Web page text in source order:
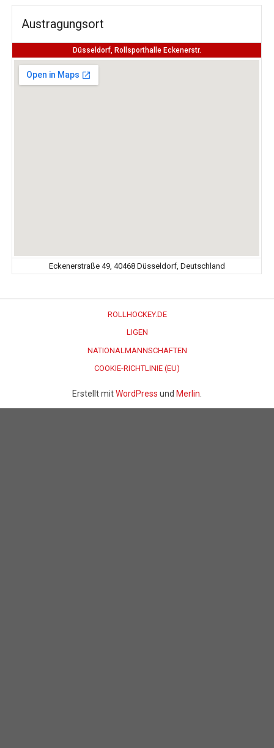
Austragungsort
Düsseldorf, Rollsporthalle Eckenerstr.
Eckenerstraße 49, 40468 Düsseldorf, Deutschland
ROLLHOCKEY.DE
LIGEN
NATIONALMANNSCHAFTEN
COOKIE-RICHTLINIE (EU)
Erstellt mitWordPress und Merlin.